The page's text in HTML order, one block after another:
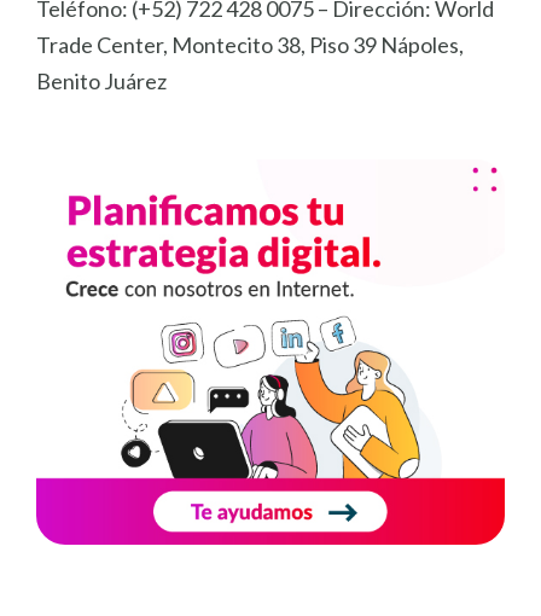
Teléfono: (+52) 722 428 0075 – Dirección: World
Trade Center, Montecito 38, Piso 39 Nápoles,
Benito Juárez